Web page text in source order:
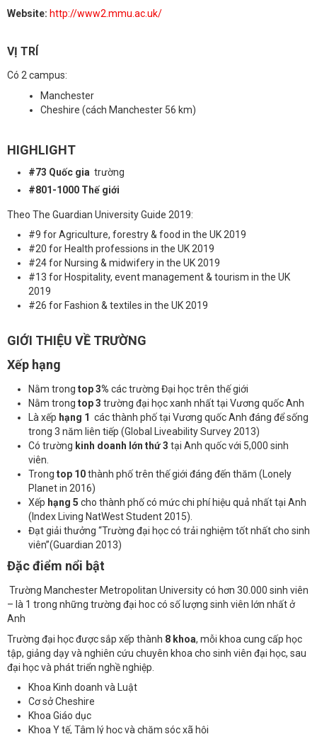
Website: http://www2.mmu.ac.uk/
VỊ TRÍ
Có 2 campus:
Manchester
Cheshire (cách Manchester 56 km)
HIGHLIGHT
#73 Quốc gia trường
#801-1000 Thế giới
Theo The Guardian University Guide 2019:
#9 for Agriculture, forestry & food in the UK 2019
#20 for Health professions in the UK 2019
#24 for Nursing & midwifery in the UK 2019
#13 for Hospitality, event management & tourism in the UK
2019
#26 for Fashion & textiles in the UK 2019
GIỚI THIỆU VỀ TRƯỜNG
Xếp hạng
Nằm trong top 3% các trường Đại học trên thế giới
Nằm trong top 3 trường đại học xanh nhất tại Vương quốc Anh
Là xếp hạng 1 các thành phố tại Vương quốc Anh đáng để sống
trong 3 năm liên tiếp (Global Liveability Survey 2013)
Có trường kinh doanh lớn thứ 3 tại Anh quốc với 5,000 sinh
viên.
Trong top 10thành phố trên thế giới đáng đến thăm (Lonely
Planet in 2016)
Xếp hạng 5 cho thành phố có mức chi phí hiệu quả nhất tại Anh
(Index Living NatWest Student 2015).
Đạt giải thưởng “Trường đại học có trải nghiệm tốt nhất cho sinh
viên”(Guardian 2013)
Đặc điểm nổi bật
Trường Manchester Metropolitan University có hơn 30.000 sinh viên
– là 1 trong những trường đại hoc có số lượng sinh viên lớn nhất ở
Anh
Trường đại học được sắp xếp thành 8 khoa, mỗi khoa cung cấp học
tập, giảng dạy và nghiên cứu chuyên khoa cho sinh viên đại học, sau
đại học và phát triển nghề nghiệp.
Khoa Kinh doanh và Luật
Cơ sở Cheshire
Khoa Giáo dục
Khoa Y tế, Tâm lý học và chăm sóc xã hội